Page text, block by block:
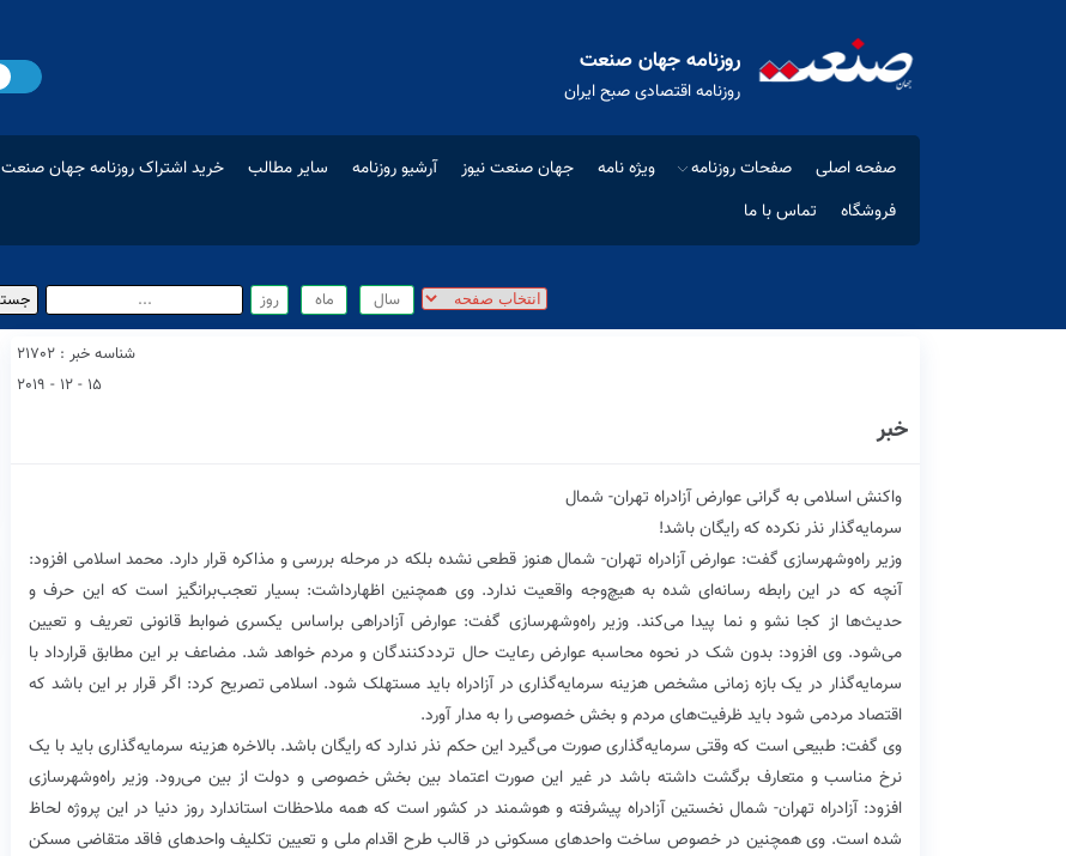
روزنامه جهان صنعت
روزنامه اقتصادی صبح ایران
صفحه اصلی صفحات روزنامه ویژه نامه جهان صنعت نیوز آرشیو روزنامه سایر مطالب
خرید اشتراک روزنامه جهان صنعت
فروشگاه
تماس با ما
شناسه خبر : 21702
15 - 12 - 2019
خبر
واکنش اسلامی به گرانی عوارض آزادراه تهران- شمال‌
سرمایه‌گذار نذر نکرده که رایگان باشد!
وزیر راه‌و‌شهرسازی گفت: عوارض آزاد‌را‌ه تهران- شمال هنوز قطعی نشده بلکه در مرحله بررسی و مذاکره قرار دارد. محمد اسلامی افزود:
آنچه که در این رابطه رسانه‌ای شده به هیچ‌وجه واقعیت ندارد. وی همچنین اظهارداشت: بسیار تعجب‌بر‌انگیز است که این حرف و
حدیث‌ها از کجا نشو و نما پیدا می‌کند. وزیر راه‌و‌شهرسازی گفت: عوارض آزاد‌راهی بر‌اساس یکسری ضوابط قانونی تعریف و تعیین
می‌شود. وی افزود: بدون شک در نحوه محاسبه عوارض رعایت حال ترددکنندگان و مردم خواهد شد. مضاعف بر این مطابق قرارداد با
سرمایه‌گذار در یک بازه زمانی مشخص هزینه سرمایه‌گذاری در آزاد‌راه باید مستهلک شود. اسلامی تصریح کرد: اگر قرار بر این باشد که
اقتصاد مردمی شود باید ظرفیت‌های مردم و بخش خصوصی را به مدار آورد.
وی گفت: طبیعی است که وقتی سرمایه‌گذاری صورت می‌گیرد این حکم نذر ندارد که رایگان باشد. بالاخره هزینه سرمایه‌گذاری باید با یک
نرخ مناسب و متعارف برگشت داشته باشد در غیر این صورت اعتماد بین بخش خصوصی و دولت از بین می‌رود. وزیر راه‌و‌شهرسازی
افزود: آزادراه تهران- شمال نخستین آزادراه پیشرفته و هوشمند در کشور است که همه ملاحظات استاندارد روز دنیا در این پروژه لحاظ
شده است. وی همچنین در خصوص ساخت واحدهای مسکونی در قالب طرح اقدام ملی و تعیین‌ تکلیف واحدهای فاقد متقاضی مسکن